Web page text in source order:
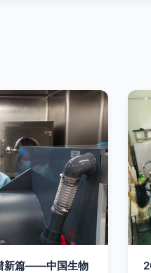
新篇——中国生物